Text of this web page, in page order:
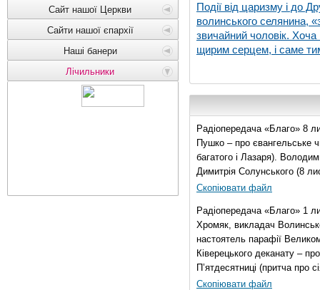
Сайт нашої Церкви
Сайти нашої єпархії
Наші банери
Лічильники
Події від царизму і до
волинського селянина,
звичайний чоловік. Хоча
щирим серцем, і саме
Радіопередача «Благо» 8
Пушко – про євангельське
багатого і Лазаря).
Димитрія Солунського (8
Скопіювати файл
Радіопередача «Благо» 1
Хромяк, викладач
настоятель парафії
Ківерецького деканату –
П’ятдесятниці (притча про
Скопіювати файл